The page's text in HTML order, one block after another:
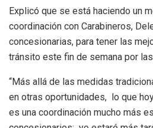
Explicó que se está haciendo un
coordinación con Carabineros,
concesionarias, para tener las
tránsito este fin de semana por
“Más allá de las medidas
en otras oportunidades, lo que
es una coordinación mucho más